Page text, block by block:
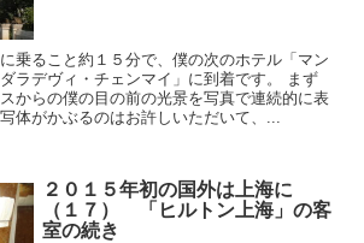
乗ること約１５分で、僕の次のホテル「マン
ラデヴィ・チェンマイ」に到着です。 まず
からの僕の目の前の光景を写真で連続的に表
体がかぶるのはお許しいただいて、...
２０１５年初の国外は上海に
（１７） 「ヒルトン上海」の客
室の続き